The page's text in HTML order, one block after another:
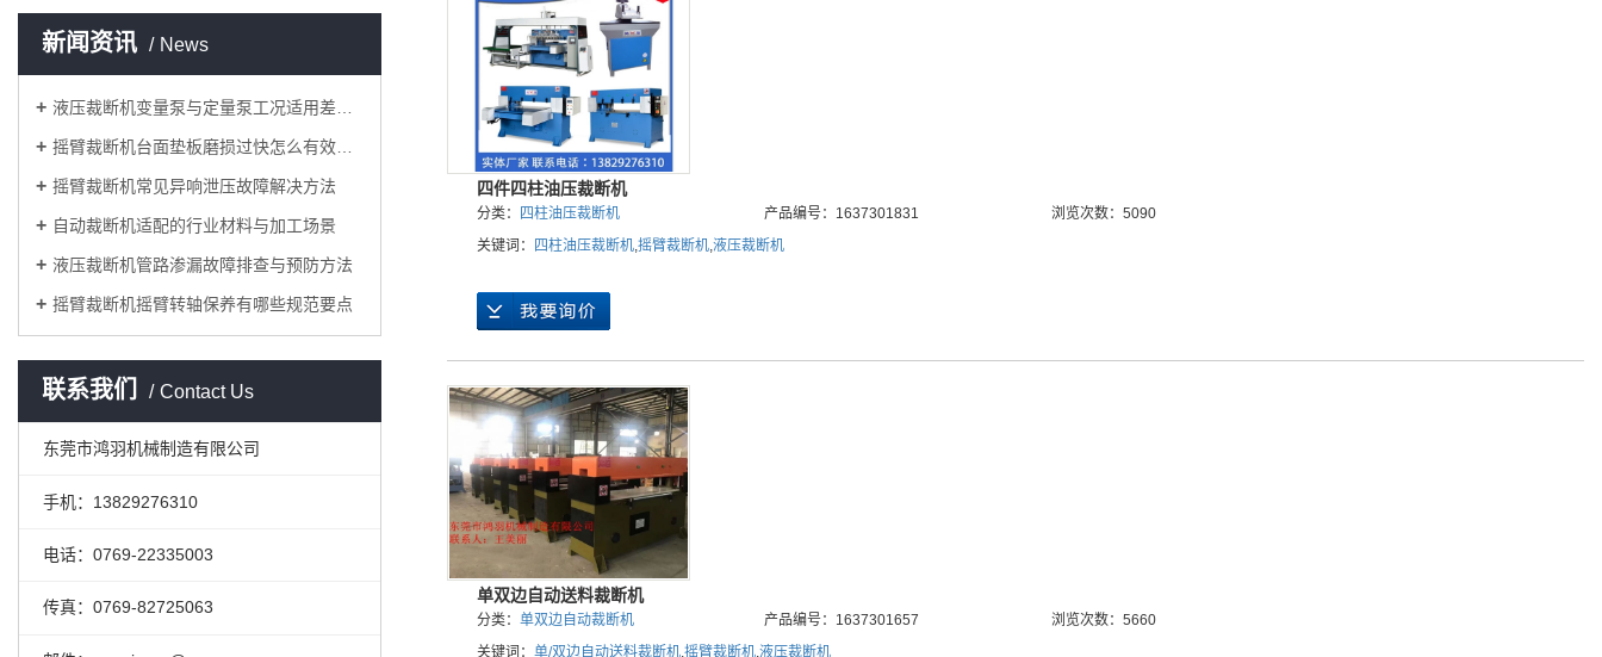
新闻资讯 News
液压裁断机变量泵与定量泵工况适用差异对比
摇臂裁断机台面垫板磨损过快怎么有效改善
摇臂裁断机常见异响泄压故障解决方法
自动裁断机适配的行业材料与加工场景
液压裁断机管路渗漏故障排查与预防方法
摇臂裁断机摇臂转轴保养有哪些规范要点
联系我们 Contact Us
东莞市鸿羽机械制造有限公司
手机：13829276310
电话：0769-22335003
传真：0769-82725063
四件四柱油压裁断机
分类： 四柱油压裁断机 产品编号：1637301831
浏览次数：5090
关键词：
四柱油压裁断机,摇臂裁断机,液压裁断机
单双边自动送料裁断机
分类： 单双边自动裁断机 产品编号：1637301657
浏览次数：5660
关键词： 单/双边自动送料裁断机,摇臂裁断机,液压裁断机